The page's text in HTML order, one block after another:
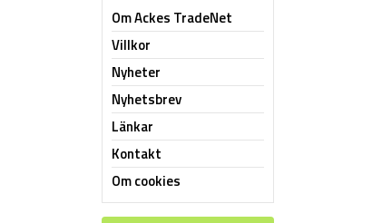
Om Ackes TradeNet
Villkor
Nyheter
Nyhetsbrev
Länkar
Kontakt
Om cookies